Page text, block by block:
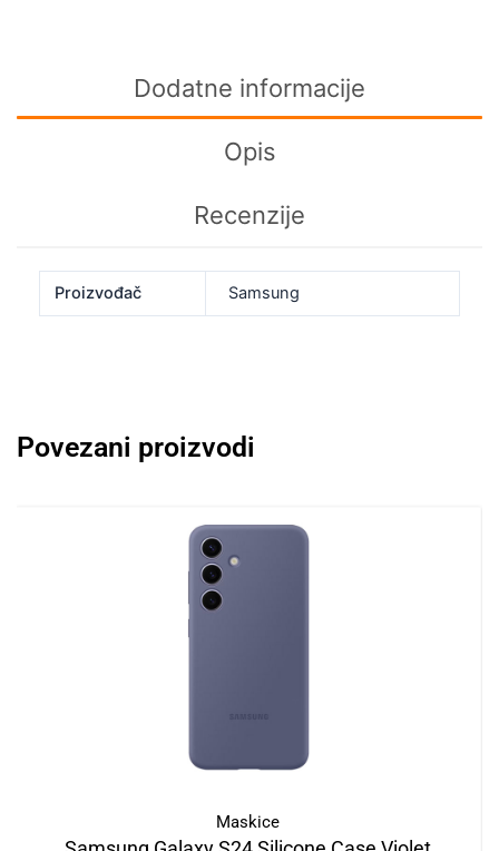
Dodatne informacije
Opis
Recenzije
Proizvođač Samsung
Povezani proizvodi
Maskice